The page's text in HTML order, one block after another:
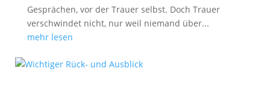
Gesprächen, vor der Trauer selbst. Doch Trauer
verschwindet nicht, nur weil niemand über...
mehr lesen